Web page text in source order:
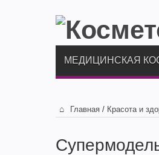
МЕДИЦИНСКАЯ
Главная / Красота и